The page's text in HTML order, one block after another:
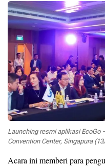
Launching resmi aplikasi EcoGo
Convention Center, Singapura
Acara ini memberi para